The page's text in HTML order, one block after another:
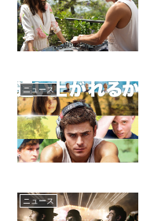
ニュース
ニュース